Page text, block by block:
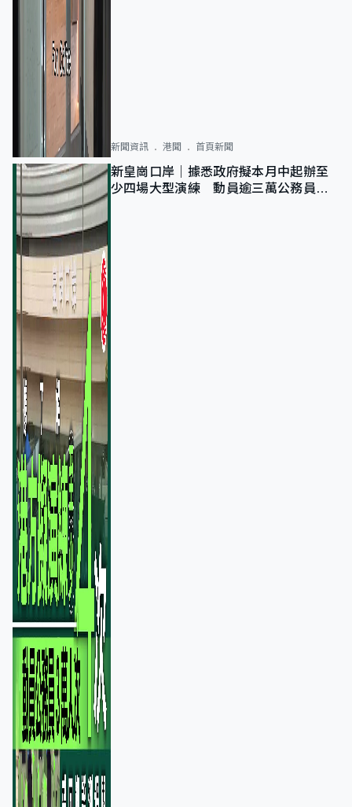
新聞資訊 港聞 首頁新聞
新皇崗口岸｜據悉政府擬本月中起辦至
少四場大型演練 動員逾三萬公務員人